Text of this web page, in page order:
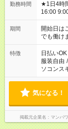
勤務時間
★1日4時間～の時短
16:00 9:00
場合、他
ん ※法令
となりま
短時間・
期間
開始日
でも働け
特徴 日払いOK
服装自由 /
ソコンス
気になる！
掲載元企業名 マンパ